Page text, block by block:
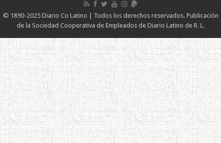
© 1890-2025 Diario Co Latino | Todos los derechos reservados. Publicación
de la Sociedad Cooperativa de Empleados de Diario Latino de R. L.